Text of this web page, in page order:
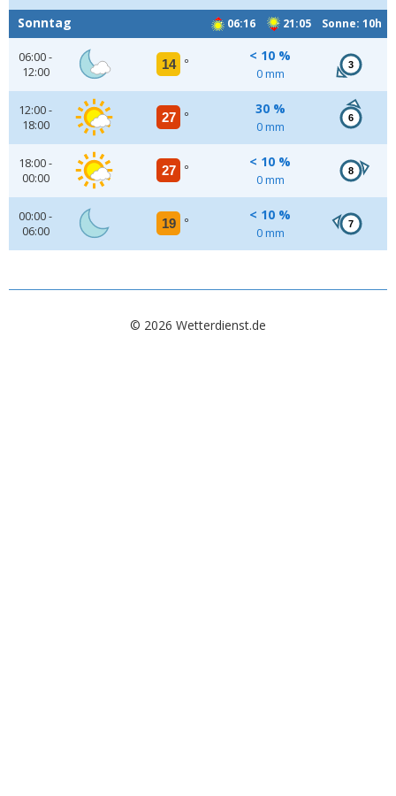
06:16 21:05 Sonne: 10h
Sonntag
06:00 -
12:00
14 °
< 10 %
0 mm
3
12:00 -
18:00
27 °
30 %
0 mm
6
18:00 -
00:00
27 °
< 10 %
0 mm
8
00:00 -
06:00
19 °
< 10 %
0 mm
7
© 2026 Wetterdienst.de